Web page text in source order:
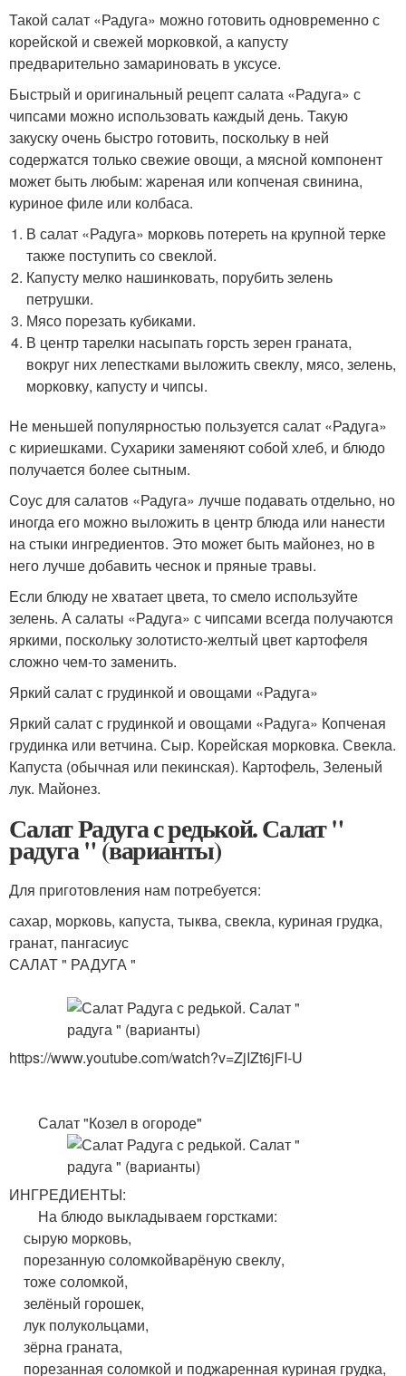
Такой салат «Радуга» можно готовить одновременно с
корейской и свежей морковкой, а капусту
предварительно замариновать в уксусе.
Быстрый и оригинальный рецепт салата «Радуга» с
чипсами можно использовать каждый день. Такую
закуску очень быстро готовить, поскольку в ней
содержатся только свежие овощи, а мясной компонент
может быть любым: жареная или копченая свинина,
куриное филе или колбаса.
В салат «Радуга» морковь потереть на крупной терке
также поступить со свеклой.
Капусту мелко нашинковать, порубить зелень
петрушки.
Мясо порезать кубиками.
В центр тарелки насыпать горсть зерен граната,
вокруг них лепестками выложить свеклу, мясо, зелень,
морковку, капусту и чипсы.
Не меньшей популярностью пользуется салат «Радуга»
с кириешками. Сухарики заменяют собой хлеб, и блюдо
получается более сытным.
Соус для салатов «Радуга» лучше подавать отдельно, но
иногда его можно выложить в центр блюда или нанести
на стыки ингредиентов. Это может быть майонез, но в
него лучше добавить чеснок и пряные травы.
Если блюду не хватает цвета, то смело используйте
зелень. А салаты «Радуга» с чипсами всегда получаются
яркими, поскольку золотисто-желтый цвет картофеля
сложно чем-то заменить.
Яркий салат с грудинкой и овощами «Радуга»
Яркий салат с грудинкой и овощами «Радуга» Копченая
грудинка или ветчина. Сыр. Корейская морковка. Свекла.
Капуста (обычная или пекинская). Картофель, Зеленый
лук. Майонез.
Салат Радуга с редькой. Салат "
радуга " (варианты)
Для приготовления нам потребуется:
сахар, морковь, капуста, тыква, свекла, куриная грудка,
гранат, пангасиус
САЛАТ " РАДУГА "
https://www.youtube.com/watch?v=ZjIZt6jFI-U
Салат "Козел в огороде"
ИНГРЕДИЕНТЫ:
На блюдо выкладываем горстками:
сырую морковь,
порезанную соломкойварёную свеклу,
тоже соломкой,
зелёный горошек,
лук полукольцами,
зёрна граната,
порезанная соломкой и поджаренная куриная грудка,